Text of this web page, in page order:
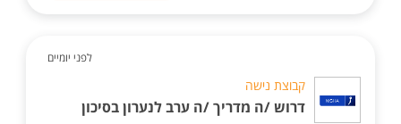
לפני יומיים
קבוצת נישה
דרוש /ה מדריך /ה ערב לנערון בסיכון